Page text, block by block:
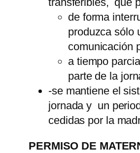
de forma
produzca sólo
comunicación
a tiempo
parte de la
-se mantiene el
jornada y un
cedidas por la
PERMISO DE